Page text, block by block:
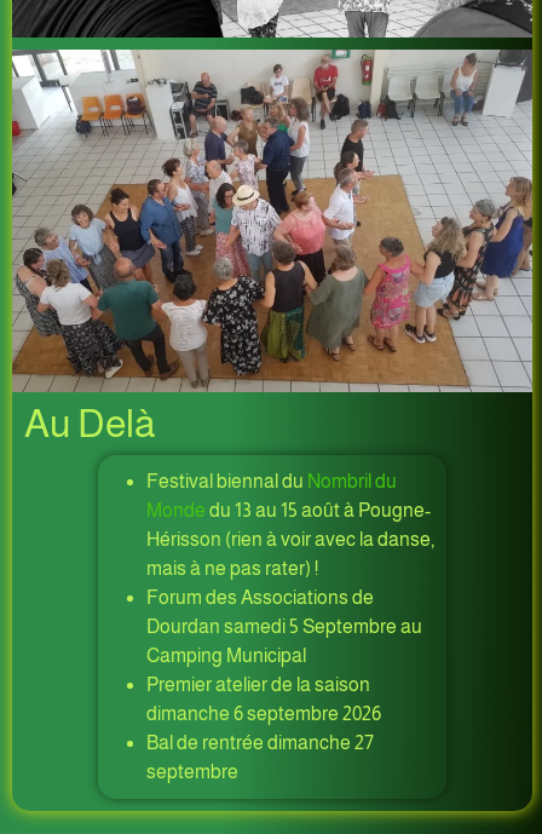
Au Delà
Festival biennal du Nombril du
Monde du 13 au 15 août à Pougne-
Hérisson (rien à voir avec la danse,
mais à ne pas rater) !
Forum des Associations de
Dourdan samedi 5 Septembre au
Camping Municipal
Premier atelier de la saison
dimanche 6 septembre 2026
Bal de rentrée dimanche 27
septembre